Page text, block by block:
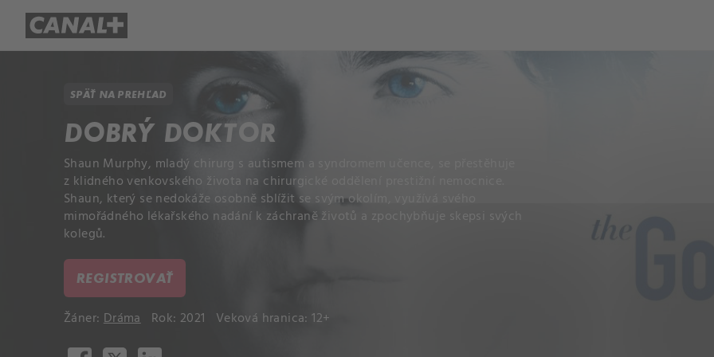
SPÄŤ NA PREHĽAD
DOBRÝ DOKTOR
Shaun Murphy, mladý chirurg s autismem a syndromem učence, se přestěhuje
z klidného venkovského života na chirurgické oddělení prestižní nemocnice.
Shaun, který se nedokáže osobně sblížit se svým okolím, využívá svého
mimořádného lékařského nadání k záchraně životů a zpochybňuje skepsi svých
kolegů.
REGISTROVAŤ
Žáner: Dráma Rok: 2021 Veková hranica: 12+